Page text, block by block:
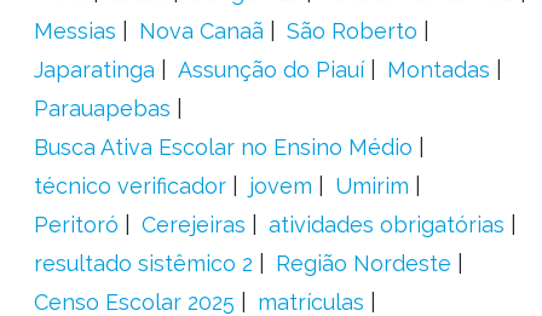
Messias
Nova Canaã
São Roberto
Japaratinga
Assunção do Piauí
Montadas
Parauapebas
Busca Ativa Escolar no Ensino Médio
técnico verificador
jovem
Umirim
Peritoró
Cerejeiras
atividades obrigatórias
resultado sistêmico 2
Região Nordeste
Censo Escolar 2025
matrículas